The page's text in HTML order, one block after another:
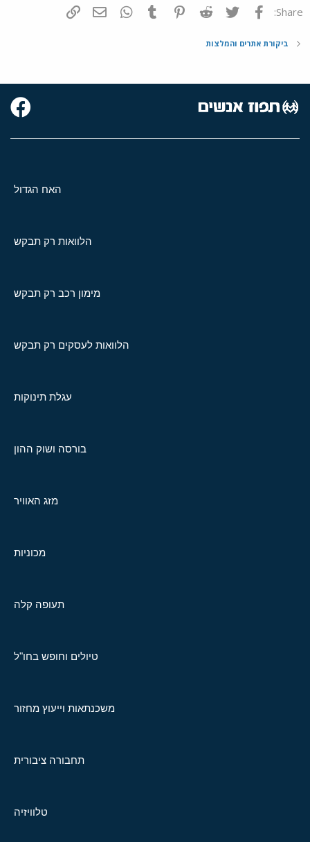
Share: פייסבוק Twitter
Reddit
Pinterest
Tumblr
WhatsAppדואר אלקטרוני
ביקורת אתרים והמלצות
האח הגדול
הלוואות רק תבקש
מימון רכב רק תבקש
הלוואות לעסקים רק תבקש
עגלת תינוקות
בורסה ושוק ההון
מזג האוויר
מכוניות
תעופה קלה
טיולים וחופש בחו"ל
משכנתאות וייעוץ מחזור
תחבורה ציבורית
טלוויזיה